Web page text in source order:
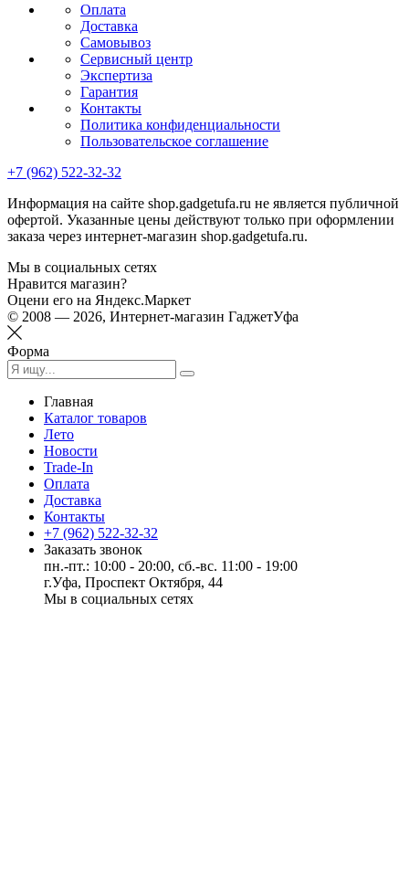
Оплата
Доставка
Самовывоз
Сервисный центр
Экспертиза
Гарантия
Контакты
Политика конфиденциальности
Пользовательское соглашение
+7 (962) 522-32-32
Информация на сайте shop.gadgetufa.ru не является публичной
офертой. Указанные цены действуют только при оформлении
заказа через интернет-магазин shop.gadgetufa.ru.
Мы в социальных сетях
Нравится магазин?
Оцени его на Яндекс.Маркет
© 2008 — 2026, Интернет-магазин ГаджетУфа
Форма
Главная
Каталог товаров
Лето
Новости
Trade-In
Оплата
Доставка
Контакты
+7 (962) 522-32-32
Заказать звонок
пн.-пт.: 10:00 - 20:00, сб.-вс. 11:00 - 19:00
г.Уфа, Проспект Октября, 44
Мы в социальных сетях